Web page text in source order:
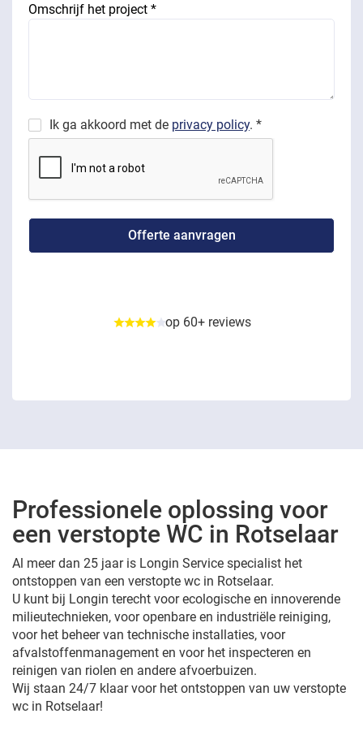
Omschrijf het project *
Ik ga akkoord met de privacy policy. *
op 60+ reviews
Professionele oplossing voor
een verstopte WC in Rotselaar
Al meer dan 25 jaar is Longin Service specialist het
ontstoppen van een verstopte wc in Rotselaar.
U kunt bij Longin terecht voor ecologische en innoverende
milieutechnieken, voor openbare en industriële reiniging,
voor het beheer van technische installaties, voor
afvalstoffenmanagement en voor het inspecteren en
reinigen van riolen en andere afvoerbuizen.
Wij staan 24/7 klaar voor het ontstoppen van uw verstopte
wc in Rotselaar!